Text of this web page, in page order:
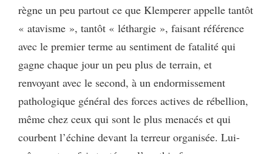
règne un peu partout ce que Klemperer appelle tantôt
« atavisme », tantôt « léthargie », faisant référence
avec le premier terme au sentiment de fatalité qui
gagne chaque jour un peu plus de terrain, et
renvoyant avec le second, à un endormissement
pathologique général des forces actives de rébellion,
même chez ceux qui sont le plus menacés et qui
courbent l’échine devant la terreur organisée. Lui-